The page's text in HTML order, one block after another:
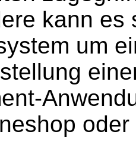
kann es
um